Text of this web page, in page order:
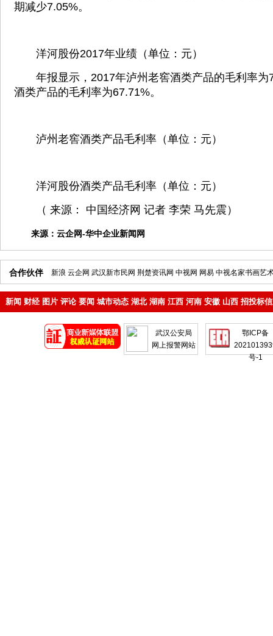
期减少7.05%。
洋河股份2017年业绩（单位：元）
年报显示，2017年泸州老窖酒类产品的毛利率为
酒类产品的毛利率为67.71%。
泸州老窖酒类产品毛利率（单位：元）
洋河股份酒类产品毛利率（单位：元）
（ 来源： 中国经济网 记者 李荣 马先震）
来源： 云企网-华中企业新闻网
合作伙伴 新浪 云企网 武汉新市民网 荆楚资讯网 中视网 网易 中视名家书画艺
新闻 财经 图片 评论 要闻 城市动态 湖北 湖南 江西 河南 安徽 山西 招投标
武汉公安局
网上报警网站
鄂ICP备
号-1